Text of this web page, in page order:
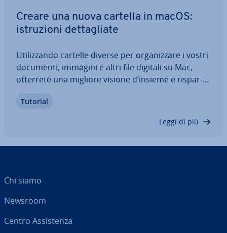
Creare una nuova cartella in macOS:
istru­zio­ni det­ta­glia­te
Uti­liz­zan­do cartelle diverse per or­ga­niz­za­re i vostri
documenti, immagini e altri file digitali su Mac,
otterrete una migliore visione d’insieme e ri­spar­
macOS è veramente molto semplice: vi mostriamo
Tutorial
Leggi di più
Chi siamo
Newsroom
Centro As­si­sten­za